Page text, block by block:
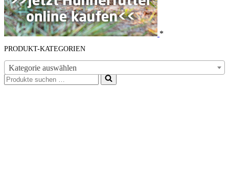
*
PRODUKT-KATEGORIEN
Kategorie auswählen
Suchen
nach …